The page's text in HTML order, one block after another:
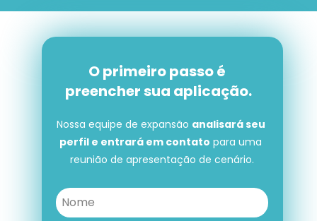
O primeiro passo é
preencher sua aplicação.
O primeiro passo é preencher
sua aplicação.
Nossa equipe de expansão analisará seu
perfil e entrará em contato para uma
reunião de apresentação de cenário.